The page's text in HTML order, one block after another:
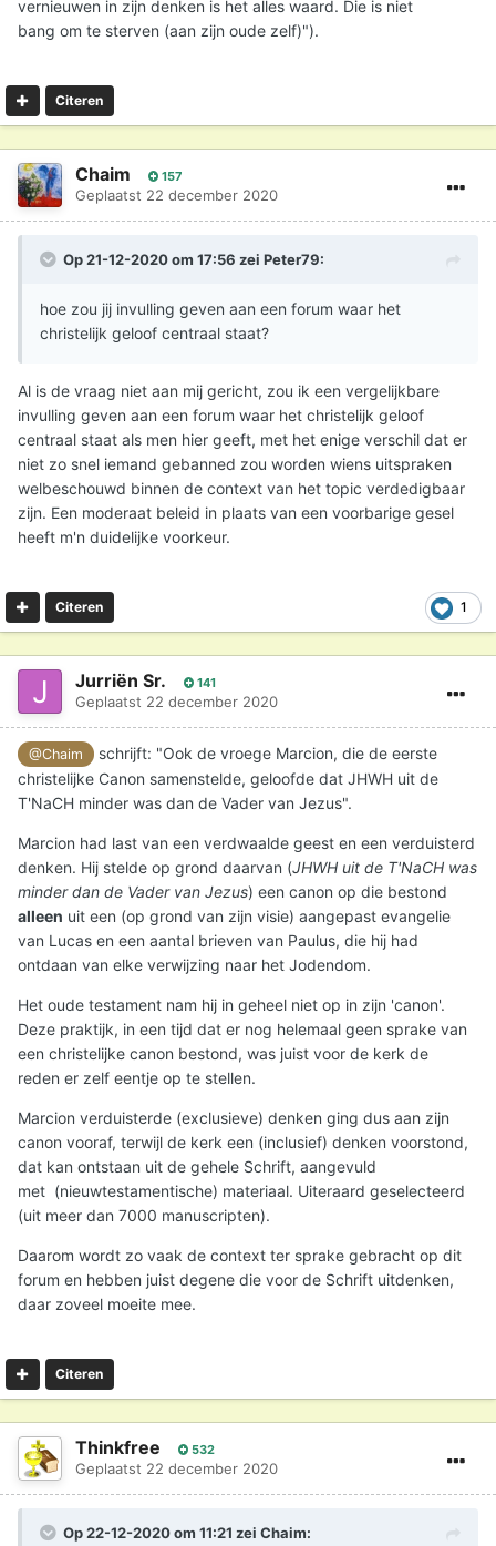
vernieuwen in zijn denken is het alles waard. Die is niet
bang om te sterven (aan zijn oude zelf)").
Citeren
Chaim 157
Geplaatst 22 december 2020
Op 21-12-2020 om 17:56 zei Peter79:
hoe zou jij invulling geven aan een forum waar het
christelijk geloof centraal staat?
Al is de vraag niet aan mij gericht, zou ik een vergelijkbare
invulling geven aan een forum waar het christelijk geloof
centraal staat als men hier geeft, met het enige verschil dat er
niet zo snel iemand gebanned zou worden wiens uitspraken
welbeschouwd binnen de context van het topic verdedigbaar
zijn. Een moderaat beleid in plaats van een voorbarige gesel
heeft m'n duidelijke voorkeur.
1
Citeren
Jurriën Sr. 141
Geplaatst 22 december 2020
@Chaim
schrijft: "Ook de vroege Marcion, die de eerste
christelijke Canon samenstelde, geloofde dat JHWH uit de
T'NaCH minder was dan de Vader van Jezus".
Marcion had last van een verdwaalde geest en een verduisterd
denken. Hij stelde op grond daarvan (JHWH uit de T'NaCH was
minder dan de Vader van Jezus) een canon op die bestond
alleen uit een (op grond van zijn visie) aangepast evangelie
van Lucas en een aantal brieven van Paulus, die hij had
ontdaan van elke verwijzing naar het Jodendom.
Het oude testament nam hij in geheel niet op in zijn 'canon'.
Deze praktijk, in een tijd dat er nog helemaal geen sprake van
een christelijke canon bestond, was juist voor de kerk de
reden er zelf eentje op te stellen.
Marcion verduisterde (exclusieve) denken ging dus aan zijn
canon vooraf, terwijl de kerk een (inclusief) denken voorstond,
dat kan ontstaan uit de gehele Schrift, aangevuld
met (nieuwtestamentische) materiaal. Uiteraard geselecteerd
(uit meer dan 7000 manuscripten).
Daarom wordt zo vaak de context ter sprake gebracht op dit
forum en hebben juist degene die voor de Schrift uitdenken,
daar zoveel moeite mee.
Citeren
Thinkfree 532
Geplaatst 22 december 2020
Op 22-12-2020 om 11:21 zei Chaim: